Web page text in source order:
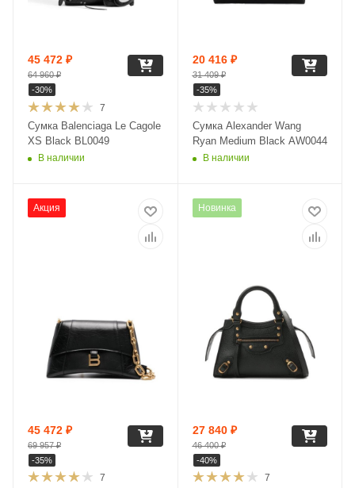
7
Сумка Balenciaga Le Cagole
XS Black BL0049
В наличии
45 472 ₽
64 960₽
-30%
Сумка Alexander Wang
Ryan Medium Black AW0044
В наличии
20 416₽
31 409₽
-35%
Акция
7
45 472 ₽
69 957₽
-35%
Новинка
7
27 840₽
46 400₽
-40%